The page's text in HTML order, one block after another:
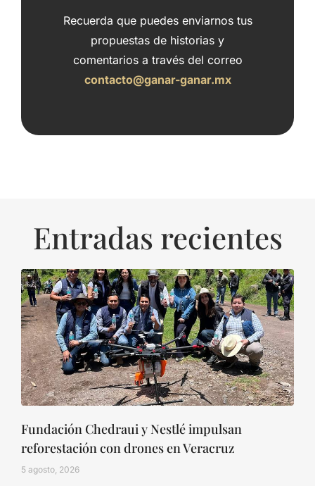
Recuerda que puedes enviarnos tus
propuestas de historias y
comentarios a través del correo
contacto@ganar-ganar.mx
Entradas recientes
Fundación Chedraui y Nestlé impulsan
reforestación con drones en Veracruz
5 agosto, 2026